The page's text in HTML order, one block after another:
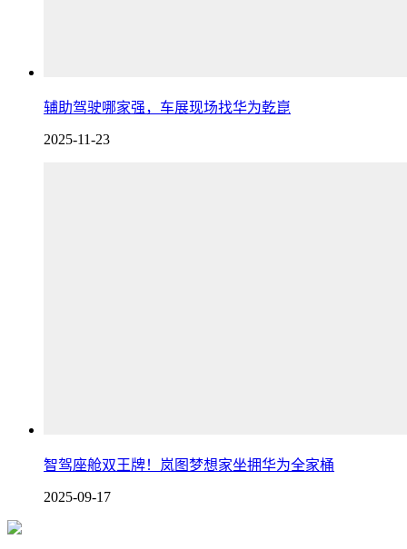
辅助驾驶哪家强，车展现场找华为乾崑
2025-11-23
智驾座舱双王牌！岚图梦想家坐拥华为全家桶
2025-09-17